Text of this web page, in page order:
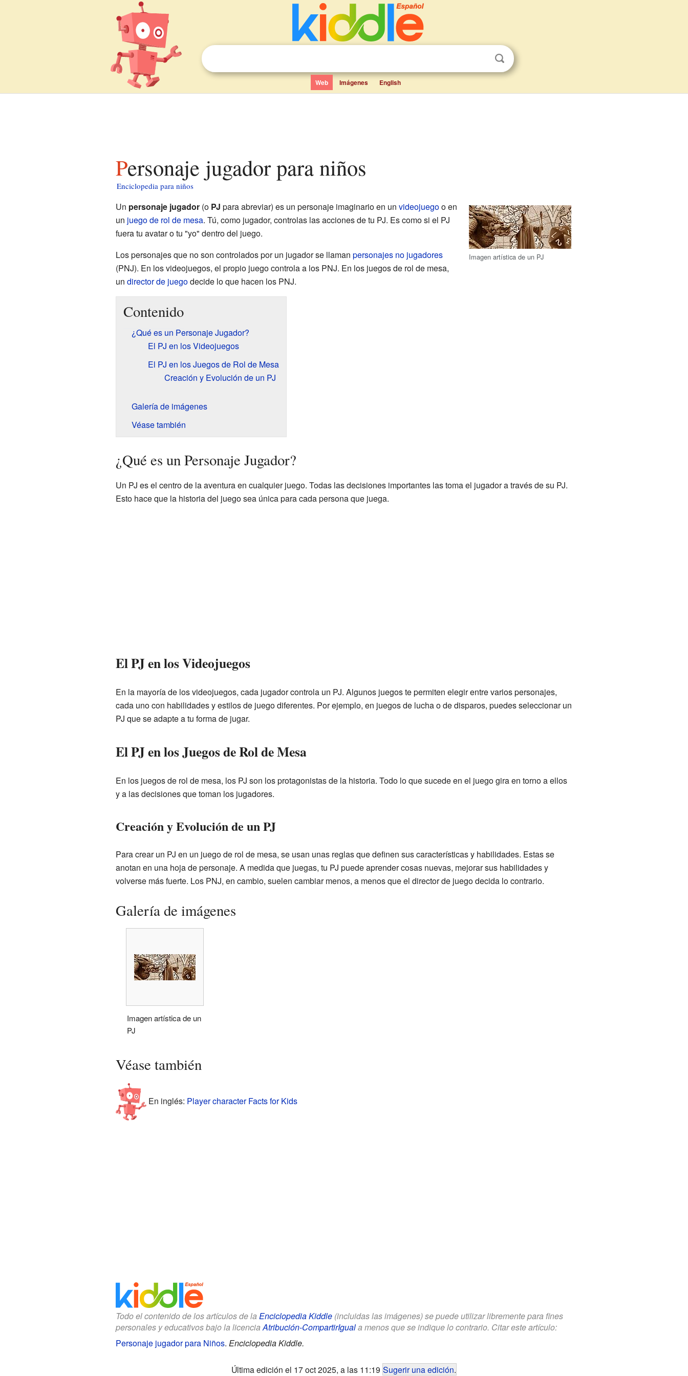
Web Imágenes English
Personaje jugador para niños
Enciclopedia para niños
Imagen artística de un PJ
Un personaje jugador(o PJ para abreviar) es un personaje imaginario en un videojuegoo en
un juego de rol de mesa. Tú, como jugador, controlas las acciones de tu PJ. Es como si el PJ
fuera tu avatar o tu "yo" dentro del juego.
Los personajes que no son controlados por un jugador se llaman personajes no jugadores
(PNJ). En los videojuegos, el propio juego controla a los PNJ. En los juegos de rol de mesa,
un director de juegodecide lo que hacen los PNJ.
Contenido
¿Qué es un Personaje Jugador?
El PJ en los Videojuegos
El PJ en los Juegos de Rol de Mesa
Creación y Evolución de un PJ
Galería de imágenes
Véase también
¿Qué es un Personaje Jugador?
Un PJ es el centro de la aventura en cualquier juego. Todas las decisiones importantes las toma el jugador a través de su PJ.
Esto hace que la historia del juego sea única para cada persona que juega.
El PJ en los Videojuegos
En la mayoría de los videojuegos, cada jugador controla un PJ. Algunos juegos te permiten elegir entre varios personajes,
cada uno con habilidades y estilos de juego diferentes. Por ejemplo, en juegos de lucha o de disparos, puedes seleccionar un
PJ que se adapte a tu forma de jugar.
El PJ en los Juegos de Rol de Mesa
En los juegos de rol de mesa, los PJ son los protagonistas de la historia. Todo lo que sucede en el juego gira en torno a ellos
y a las decisiones que toman los jugadores.
Creación y Evolución de un PJ
Para crear un PJ en un juego de rol de mesa, se usan unas reglas que definen sus características y habilidades. Estas se
anotan en una hoja de personaje. A medida que juegas, tu PJ puede aprender cosas nuevas, mejorar sus habilidades y
volverse más fuerte. Los PNJ, en cambio, suelen cambiar menos, a menos que el director de juego decida lo contrario.
Galería de imágenes
Imagen artística de un
PJ
Véase también
En inglés: Player character Facts for Kids
Todo el contenido de los artículos de la Enciclopedia Kiddle(incluidas las imágenes) se puede utilizar libremente para fines
personales y educativos bajo la licencia Atribución-CompartirIguala menos que se indique lo contrario. Citar este artículo:
Personaje jugador para Niños. Enciclopedia Kiddle.
Última edición el 17 oct 2025, a las 11:19 Sugerir una edición.